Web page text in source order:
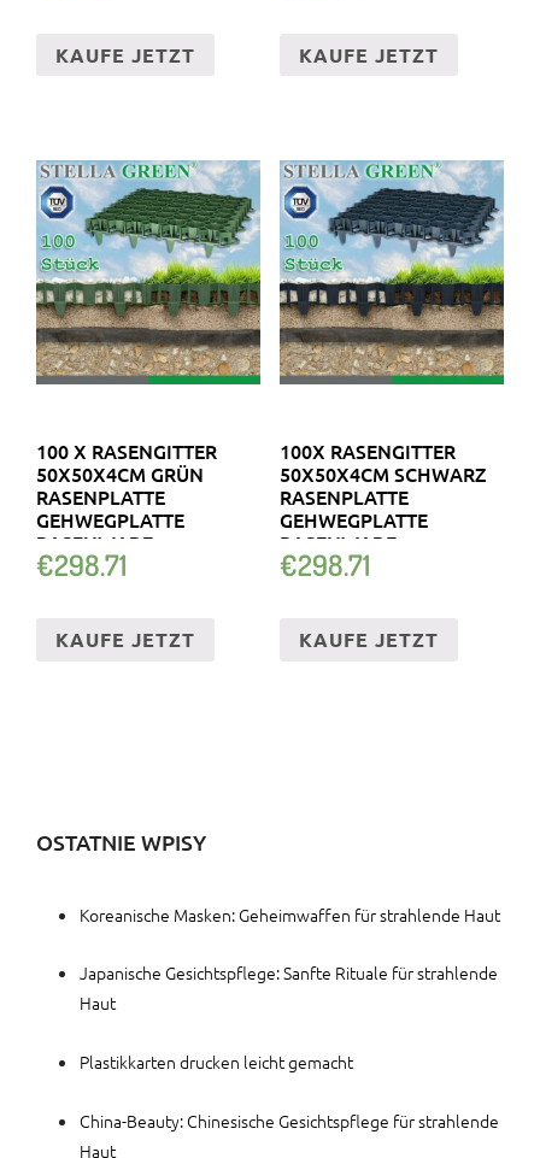
KAUFE JETZT KAUFE JETZT
100 X RASENGITTER
50X50X4CM GRÜN
RASENPLATTE
GEHWEGPLATTE
RASENWABE
BODENWABE
€298.71
KAUFE JETZT
100X RASENGITTER
50X50X4CM SCHWARZ
RASENPLATTE
GEHWEGPLATTE
RASENWABE
BODENWABE
€298.71
KAUFE JETZT
OSTATNIE WPISY
Koreanische Masken: Geheimwaffen für strahlende Haut
Japanische Gesichtspflege: Sanfte Rituale für strahlende
Haut
Plastikkarten drucken leicht gemacht
China-Beauty: Chinesische Gesichtspflege für strahlende
Haut